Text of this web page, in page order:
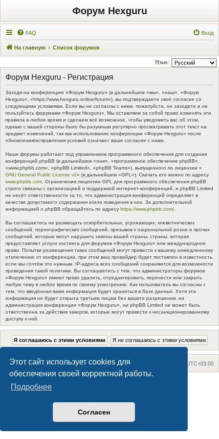
Этот сайт использует cookies для
обеспечения своей корректной работы.
Подробнее
Согласен
Форум Hexguru
FAQ Вход
На главную Список форумов
Язык:
Форум Hexguru - Регистрация
Заходя на конференцию «Форум Hexguru» (в дальнейшем «мы», «наш», «Форум
Hexguru», «https://www.hexguru.online/forum»), вы подтверждаете своё согласие со
следующими условиями. Если вы не согласны с ними, пожалуйста, не заходите и не
пользуйтесь форумами «Форум Hexguru». Мы оставляем за собой право изменять эти
правила в любое время и сделаем всё возможное, чтобы уведомить вас об этом,
однако с вашей стороны было бы разумным регулярно просматривать этот текст на
предмет изменений, так как использование конференции «Форум Hexguru» после
обновления/исправления условий означает ваше согласие с ними.
Наши форумы работают под управлением программного обеспечения для создания
конференций phpBB (в дальнейшем «они», «программное обеспечение phpBB»,
«www.phpbb.com», «phpBB Limited», «phpBB Teams»), выпущенного по лицензии «
GNU General Public License v2» (в дальнейшем «GPL»). Скачать его можно по адресу
www.phpbb.com . Ограничения лицензии GPL для программного обеспечения phpBB
строго связаны с организацией и поддержкой интернет-конференций, и phpBB Limited
не несёт ответственности за то, что администрация конференций определяет в
качестве допустимого содержания и/или поведения в них. За дополнительной
информацией о phpBB обращайтесь по адресу https://www.phpbb.com/
Вы соглашаетесь не размещать оскорбительных, угрожающих, клеветнических
сообщений, порнографических сообщений, призывов к национальной розни и прочих
сообщений, которые могут нарушить законы вашей страны, страны, которая
предоставляет услуги хостинга для форумов «Форум Hexguru» или международное
право. Попытки размещения таких сообщений могут привести к вашему немедленному
отключению от конференции, при этом ваш провайдер будет поставлен в известность,
если мы сочтём это нужным. IP-адреса всех сообщений сохраняются для возможности
проведения такой политики. Вы соглашаетесь с тем, что администраторы форумов
«Форум Hexguru» имеют право удалить, отредактировать, перенести или закрыть
любую тему в любое время по своему усмотрению. Как пользователь вы согласны с
тем, что введённая вами информация будет храниться в базе данных. Хотя эта
информация не будет открыта третьим лицам без вашего разрешения, ни
администрация конференции «Форум Hexguru», ни phpBB Limited не может быть
ответственна за действия хакеров, которые могут привести к несанкционированному
доступу к ней.
На главную Список форумов UTC+03:00
Создано на основе